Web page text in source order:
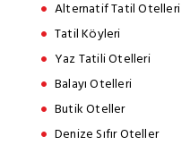
Alternatif Tatil Otelleri
Tatil Köyleri
Yaz Tatili Otelleri
Balayı Otelleri
Butik Oteller
Denize Sıfır Oteller